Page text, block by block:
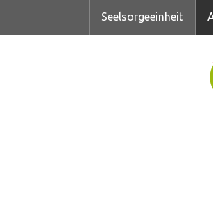
Seelsorgeeinheit